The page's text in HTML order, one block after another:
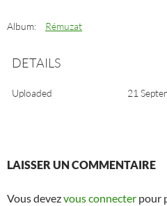
Album: Rémuzat
DETAILS
Uploaded 21
LAISSER UN COMMENTAIRE
Vous devezvous connecter pour